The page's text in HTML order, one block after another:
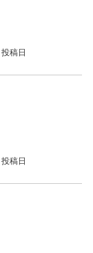
投稿日
投稿日